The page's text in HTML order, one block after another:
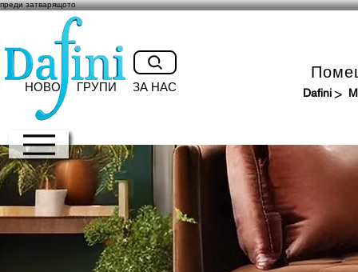
преди затварящото
НОВО ГРУПИ ЗА НАС Dafini>